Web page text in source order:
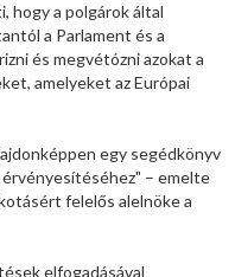
hogy a polgárok által
a Parlament és a
és megvétózni azokat a
amelyeket az Európai
egy segédkönyv
– emelte
felelős alelnöke a
elfogadásával